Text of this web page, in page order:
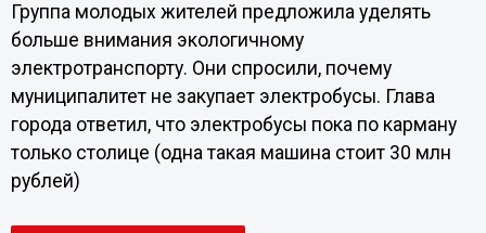
Группа молодых жителей предложила уделять
больше внимания экологичному
электротранспорту. Они спросили, почему
муниципалитет не закупает электробусы. Глава
города ответил, что электробусы пока по карману
только столице (одна такая машина стоит 30 млн
рублей)